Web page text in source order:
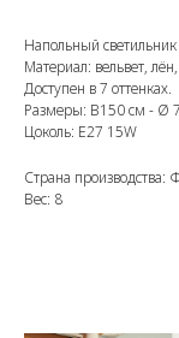
Напольный
Материал: вельвет,
Доступен в 7 оттенках.
Размеры: В150 см - Ø
Цоколь: E27 15W
Страна производства:
Вес: 8